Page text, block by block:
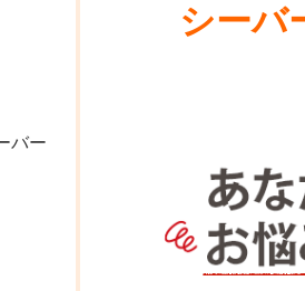
シーバ
バー